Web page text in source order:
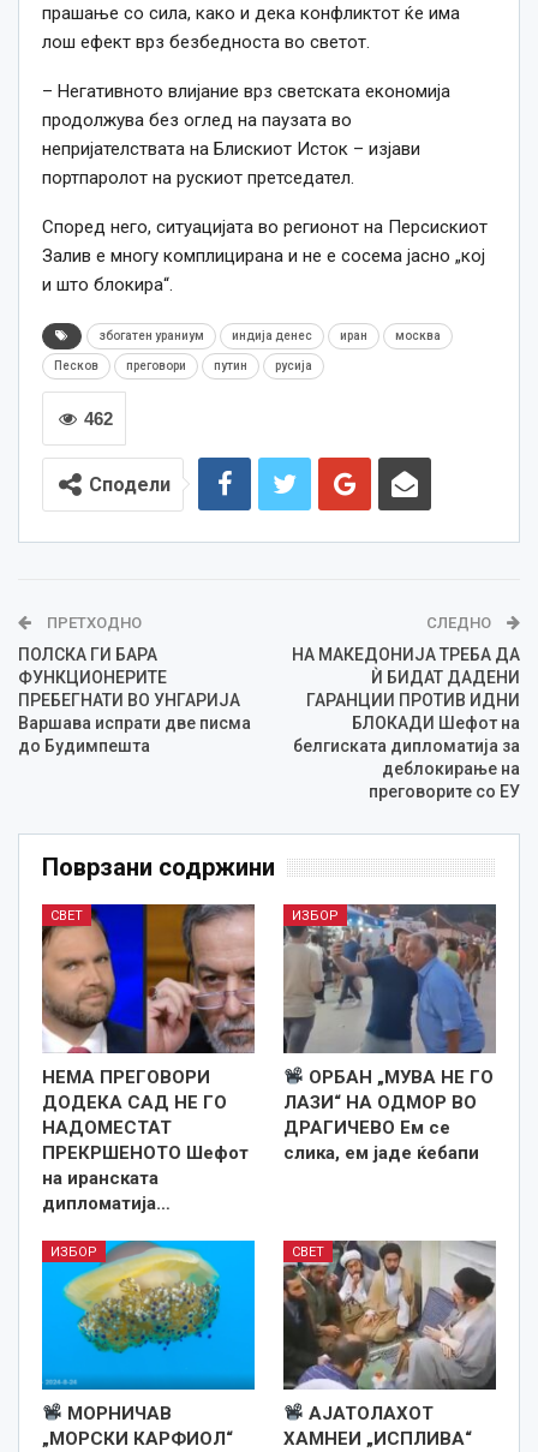
прашање со сила, како и дека конфликтот ќе има
лош ефект врз безбедноста во светот.
– Негативното влијание врз светската економија
продолжува без оглед на паузата во
непријателствата на Блискиот Исток – изјави
портпаролот на рускиот претседател.
Според него, ситуацијата во регионот на Персискиот
Залив е многу комплицирана и не е сосема јасно „кој
и што блокира“.
збогатен ураниум индија денес иран москва
Песков преговори путин русија
462
Сподели
ПРЕТХОДНО
ПОЛСКА ГИ БАРА
ФУНКЦИОНЕРИТЕ
ПРЕБЕГНАТИ ВО УНГАРИЈА
Варшава испрати две писма
до Будимпешта
СЛЕДНО
НА МАКЕДОНИЈА ТРЕБА ДА
Ѝ БИДАТ ДАДЕНИ
ГАРАНЦИИ ПРОТИВ ИДНИ
БЛОКАДИ Шефот на
белгиската дипломатија за
деблокирање на
преговорите со ЕУ
Поврзани содржини
СВЕТ
НЕМА ПРЕГОВОРИ
ДОДЕКА САД НЕ ГО
НАДОМЕСТАТ
ПРЕКРШЕНОТО Шефот
на иранската
дипломатија…
ИЗБОР
ОРБАН „МУВА НЕ ГО
ЛАЗИ“ НА ОДМОР ВО
ДРАГИЧЕВО Ем се
слика, ем јаде ќебапи
ИЗБОР
МОРНИЧАВ
„МОРСКИ КАРФИОЛ“
СВЕТ
АЈАТОЛАХОТ
ХАМНЕИ „ИСПЛИВА“